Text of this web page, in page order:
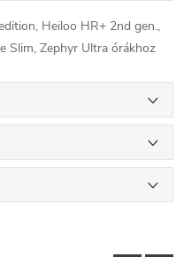
Heiloo HR+ 2nd gen.,
Slim, Zephyr Ultra órákhoz